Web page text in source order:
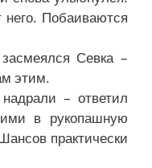
Побаиваются
Севка –
этим.
– ответил
в рукопашную
практически